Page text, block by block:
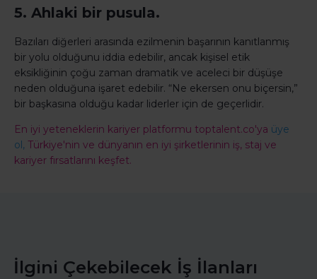
5. Ahlaki bir pusula.
Bazıları diğerleri arasında ezilmenin başarının kanıtlanmış
bir yolu olduğunu iddia edebilir, ancak kişisel etik
eksikliğinin çoğu zaman dramatik ve aceleci bir düşüşe
neden olduğuna işaret edebilir. “Ne ekersen onu biçersin,”
bir başkasına olduğu kadar liderler için de geçerlidir.
En iyi yeteneklerin kariyer platformu toptalent.co'ya üye
ol, Türkiye'nin ve dünyanın en iyi şirketlerinin iş, staj ve
kariyer fırsatlarını keşfet.
İlgini Çekebilecek İş İlanları